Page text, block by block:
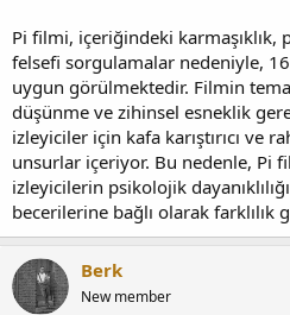
Pi filmi, içeriğindeki
felsefi sorgulamalar nedeniyle,
uygun görülmektedir. Filmin
düşünme ve zihinsel esneklik
izleyiciler için kafa karıştırıcı ve
unsurlar içeriyor. Bu nedenle, Pi
izleyicilerin psikolojik
becerilerine bağlı olarak farklılık
Berk
New member